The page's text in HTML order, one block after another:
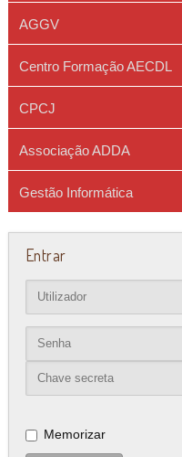
AGGV
Centro Formação AECDL
CPCJ
Associação ADDA
Gestão Informática
Entrar
Memorizar